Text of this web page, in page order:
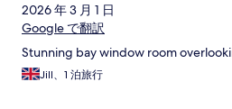
2026 年 3 月 1 日
Google で翻訳
Stunning bay window room
Jill、1 泊旅行